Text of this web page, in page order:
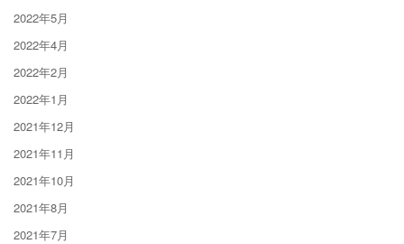
2022年5月
2022年4月
2022年2月
2022年1月
2021年12月
2021年11月
2021年10月
2021年8月
2021年7月